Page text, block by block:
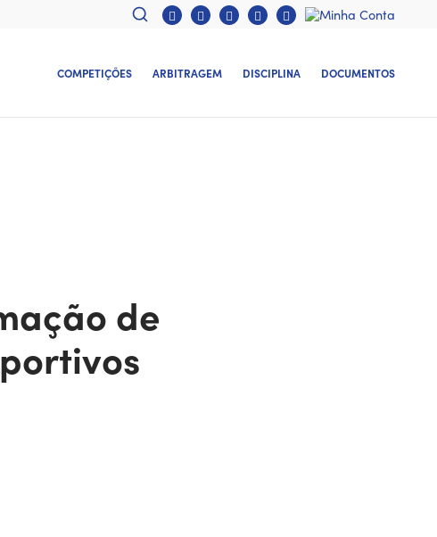
COMPETIÇÕES ARBITRAGEM DISCIPLINA DOCUMENTOS
de